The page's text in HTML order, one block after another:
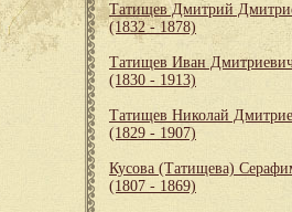
Татищев Дмитрий
(1832 - 1878)
Татищев Иван
(1830 - 1913)
Татищев Николай
(1829 - 1907)
Кусова (Татищева)
(1807 - 1869)